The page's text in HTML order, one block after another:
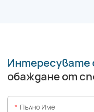
Интересувате
обаждане от
Пълно Име